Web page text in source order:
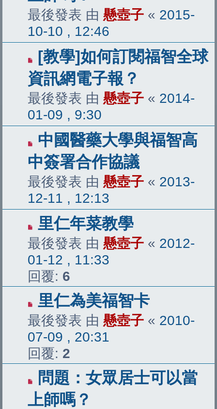
最後發表 由 懸壺子 « 2015-
10-10 , 12:46
[教學]如何訂閱福智全球
資訊網電子報？
最後發表 由 懸壺子 « 2014-
01-09 , 9:30
中國醫藥大學與福智高
中簽署合作協議
最後發表 由 懸壺子 « 2013-
12-11 , 12:13
里仁年菜教學
最後發表 由 懸壺子 « 2012-
01-12 , 11:33
回覆: 6
里仁為美福智卡
最後發表 由 懸壺子 « 2010-
07-09 , 20:31
回覆: 2
問題：女眾居士可以當
上師嗎？